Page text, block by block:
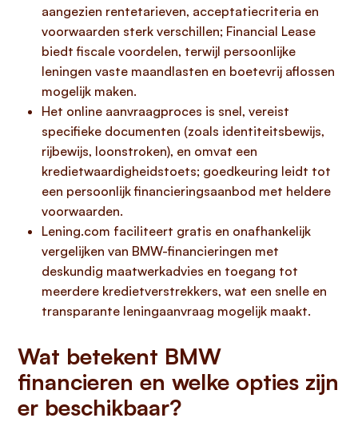
aangezien rentetarieven, acceptatiecriteria en
voorwaarden sterk verschillen; Financial Lease
biedt fiscale voordelen, terwijl persoonlijke
leningen vaste maandlasten en boetevrij aflossen
mogelijk maken.
Het online aanvraagproces is snel, vereist
specifieke documenten (zoals identiteitsbewijs,
rijbewijs, loonstroken), en omvat een
kredietwaardigheidstoets; goedkeuring leidt tot
een persoonlijk financieringsaanbod met heldere
voorwaarden.
Lening.com faciliteert gratis en onafhankelijk
vergelijken van BMW-financieringen met
deskundig maatwerkadvies en toegang tot
meerdere kredietverstrekkers, wat een snelle en
transparante leningaanvraag mogelijk maakt.
Wat betekent BMW
financieren en welke opties zijn
er beschikbaar?